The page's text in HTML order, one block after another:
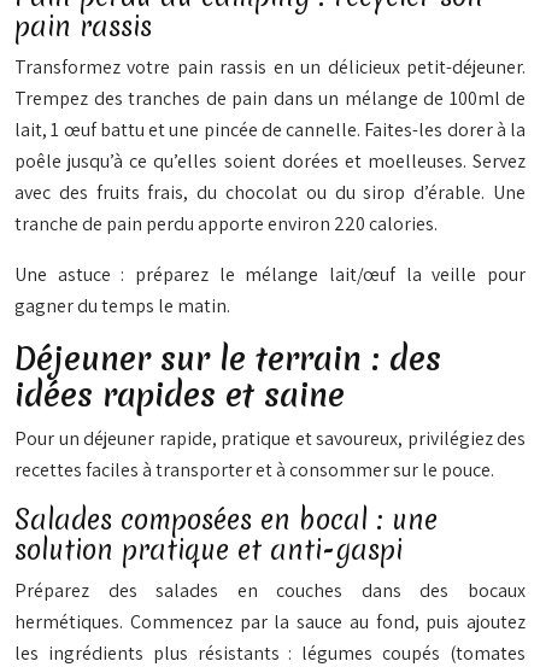
pain rassis
Transformez votre pain rassis en un délicieux petit-déjeuner.
Trempez des tranches de pain dans un mélange de 100ml de
lait, 1 œuf battu et une pincée de cannelle. Faites-les dorer à la
poêle jusqu’à ce qu’elles soient dorées et moelleuses. Servez
avec des fruits frais, du chocolat ou du sirop d’érable. Une
tranche de pain perdu apporte environ 220 calories.
Une astuce : préparez le mélange lait/œuf la veille pour
gagner du temps le matin.
Déjeuner sur le terrain : des
idées rapides et saine
Pour un déjeuner rapide, pratique et savoureux, privilégiez des
recettes faciles à transporter et à consommer sur le pouce.
Salades composées en bocal : une
solution pratique et anti-gaspi
Préparez des salades en couches dans des bocaux
hermétiques. Commencez par la sauce au fond, puis ajoutez
les ingrédients plus résistants : légumes coupés (tomates